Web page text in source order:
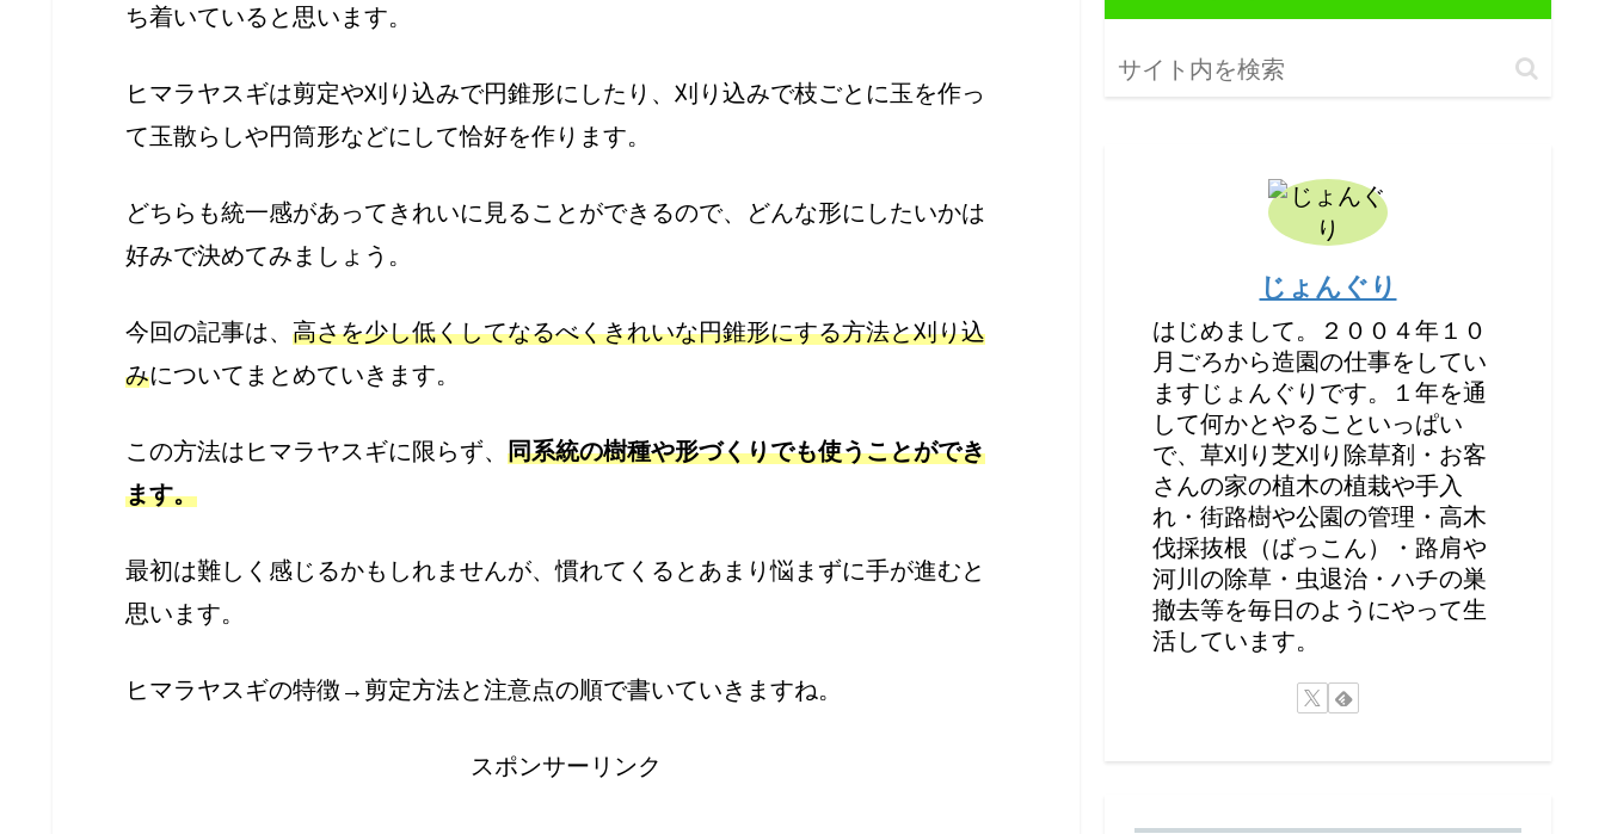
ち着いていると思います。
ヒマラヤスギは剪定や刈り込みで円錐形にしたり、刈り込みで枝ごとに玉を作っ
て玉散らしや円筒形などにして恰好を作ります。
どちらも統一感があってきれいに見ることができるので、どんな形にしたいかは
好みで決めてみましょう。
今回の記事は、 高さを少し低くしてなるべくきれいな円錐形にする方法と刈り込
みについてまとめていきます。
この方法はヒマラヤスギに限らず、 同系統の樹種や形づくりでも使うことができ
ます。
最初は難しく感じるかもしれませんが、慣れてくるとあまり悩まずに手が進むと
思います。
ヒマラヤスギの特徴→剪定方法と注意点の順で書いていきますね。
スポンサーリンク
じょんぐり
はじめまして。２００４年１０
月ごろから造園の仕事をしてい
ますじょんぐりです。１年を通
して何かとやることいっぱい
で、草刈り芝刈り除草剤・お客
さんの家の植木の植栽や手入
れ・街路樹や公園の管理・高木
伐採抜根（ばっこん）・路肩や
河川の除草・虫退治・ハチの巣
撤去等を毎日のようにやって生
活しています。